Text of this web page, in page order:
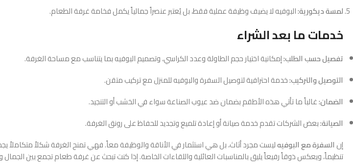
لمسة ديكورية:البوفيه لا يضيف وظيفة عملية فقط، بل يُعتبر عنصراً جمالياً يكمل فخامة غرفة الطعام.
خدمات ما بعد الشراء
تفصيل حسب الطلب:إمكانية اختيار حجم الطاولة وعدد الكراسي، وتصميم البوفيه بما يتناسب مع مساحة الغرفة.
التوصيل والتركيب:خدمة احترافية لتوصيل السفرة والبوفيه للمنزل مع تركيب متقن.
الضمان:غالباً ما تأتي هذه الأطقم بضمان ضد عيوب الصناعة سواء في الخشب أو التنجيد.
الصيانة:بعض الشركات تقدم خدمة صيانة أو إعادة تلميع وتجديد للحفاظ على رونق الغرفة.
إن السفرة مع البوفيهليست مجرد أثاث، بل هي استثمار في الأناقة والوظيفة معاً. فهي تمنح الغرفة شكلاً متكاملاً
تنظيماً، ويعكس ذوقاً رفيعاً يليق بالمناسبات العائلية واللقاءات الخاصة. إذا كنت تبحث عن غرفة طعام تجمع بين الجمال